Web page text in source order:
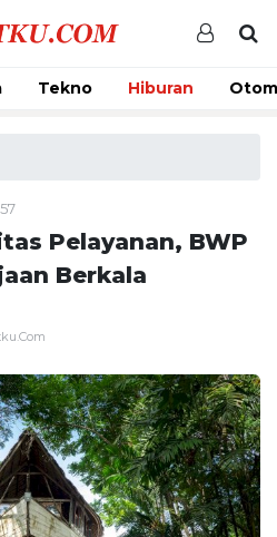
Tekno Hiburan
Pelayanan, BWP
Berkala